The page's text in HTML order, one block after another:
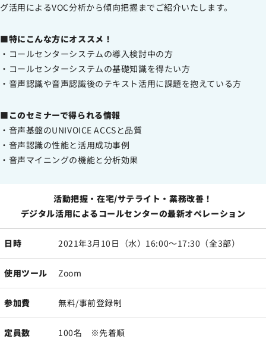
グ活用によるVOC分析から傾向把握までご紹介いたします。
■特にこんな方にオススメ！
・コールセンターシステムの導入検討中の方
・コールセンターシステムの基礎知識を得たい方
・音声認識や音声認識後のテキスト活用に課題を抱えている方
■このセミナーで得られる情報
・音声基盤のUNIVOICE ACCSと品質
・音声認識の性能と活用成功事例
・音声マイニングの機能と分析効果
活動把握・在宅/サテライト・業務改善！
デジタル活用によるコールセンターの最新オペレーション
日時 2021年3月10日（水）16:00～17:30（全3部）
使用ツール Zoom
参加費 無料/事前登録制
定員数 100名 ※先着順